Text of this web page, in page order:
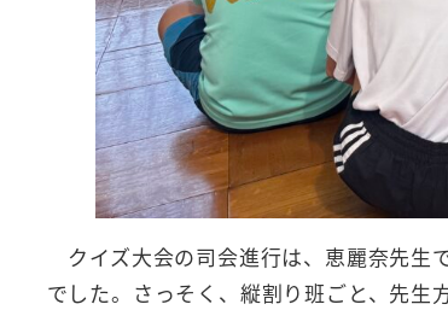
クイズ大会の司会進行は、恵麗奈先生
でした。さっそく、縦割り班ごと、先生